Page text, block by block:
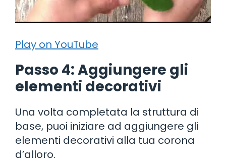
Play on YouTube
Passo 4: Aggiungere gli
elementi decorativi
Una volta completata la struttura di
base, puoi iniziare ad aggiungere gli
elementi decorativi alla tua corona
d’alloro.